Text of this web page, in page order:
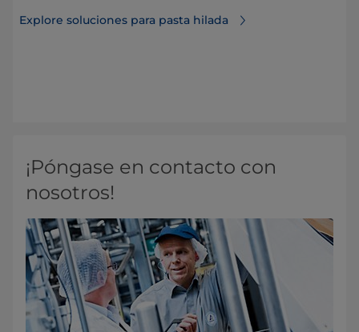
Explore soluciones para pasta hilada
¡Póngase en contacto con
nosotros!